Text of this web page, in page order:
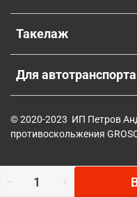
Такелаж
Для автотранспорта
© 2020-2023 ИП Петров
противоскольжения